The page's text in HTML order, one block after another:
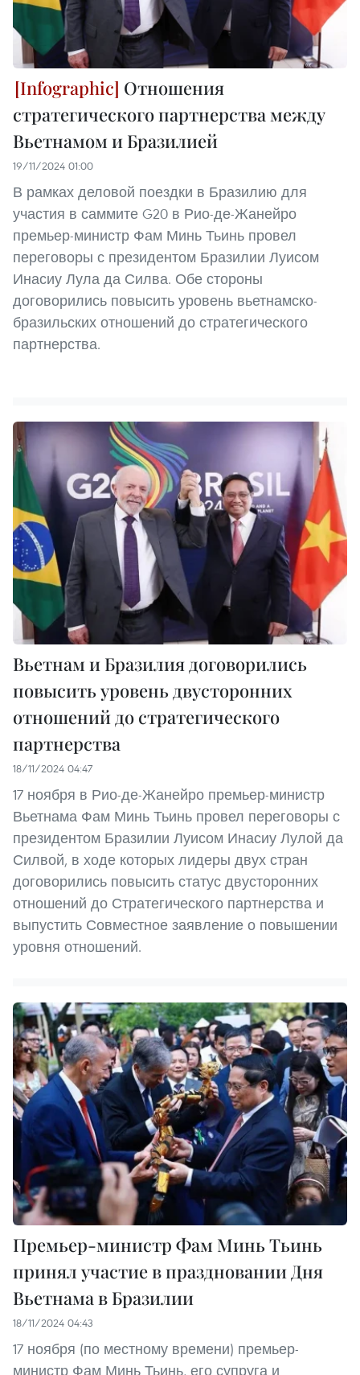
Отношения
стратегического партнерства между
Вьетнамом и Бразилией
19/11/2024 01:00
В рамках деловой поездки в Бразилию для
участия в саммите G20 в Рио-де-Жанейро
премьер-министр Фам Минь Тьинь провел
переговоры с президентом Бразилии Луисом
Инасиу Лула да Силва. Обе стороны
договорились повысить уровень вьетнамско-
бразильских отношений до стратегического
партнерства.
Вьетнам и Бразилия договорились
повысить уровень двусторонних
отношений до стратегического
партнерства
18/11/2024 04:47
17 ноября в Рио-де-Жанейро премьер-министр
Вьетнама Фам Минь Тьинь провел переговоры с
президентом Бразилии Луисом Инасиу Лулой да
Силвой, в ходе которых лидеры двух стран
договорились повысить статус двусторонних
отношений до Стратегического партнерства и
выпустить Совместное заявление о повышении
уровня отношений.
Премьер-министр Фам Минь Тьинь
принял участие в праздновании Дня
Вьетнама в Бразилии
18/11/2024 04:43
17 ноября (по местному времени) премьер-
министр Фам Минь Тьинь, его супруга и